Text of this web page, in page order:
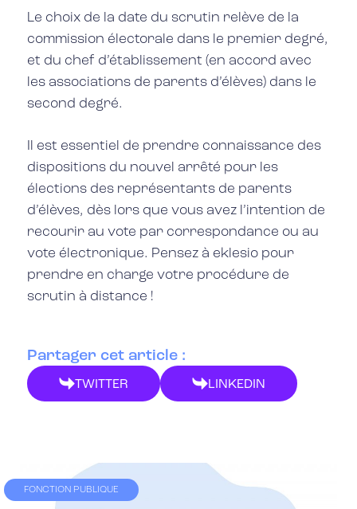
Le choix de la date du scrutin relève de la
commission électorale dans le premier degré,
et du chef d’établissement (en accord avec
les associations de parents d’élèves) dans le
second degré.
Il est essentiel de prendre connaissance des
dispositions du nouvel arrêté pour les
élections des représentants de parents
d’élèves, dès lors que vous avez l’intention de
recourir au vote par correspondance ou au
vote électronique. Pensez à eklesio pour
prendre en charge votre procédure de
scrutin à distance !
Partager cet article :
TWITTER LINKEDIN
FONCTION PUBLIQUE